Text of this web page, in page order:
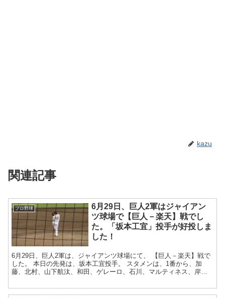
kazu
関連記事
プロ野球
6月29日、巨人2軍はジャイアン
ツ球場で【巨人－楽天】戦でし
た。「坂本工宜」投手が好投しま
した！
6月29日、巨人2軍は、ジャイアンツ球場にて、 【巨人－楽天】戦で
した。 本日の先発は、坂本工宜投手。 スタメンは、1番から、加
藤、北村、山下航汰、和田、ゲレーロ、石川、マルティネス、岸